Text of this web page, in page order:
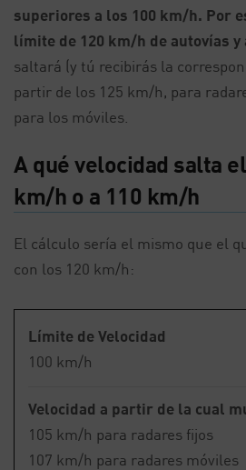
superiores a los 100 km/h. Por
límite de 120 km/h de autovías y
saltará (y tú recibirás la
partir de los 125 km/h, para
para los móviles.
A qué velocidad salta
km/h o a 110 km/h
El cálculo sería el mismo que el
con los 120 km/h:
Límite de Velocidad
100 km/h
Velocidad a partir de la cual
105 km/h para radares fijos
107 km/h para radares móviles